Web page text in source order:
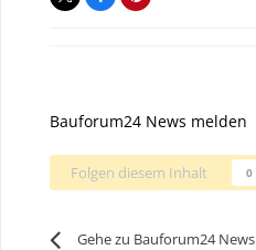
Bauforum24 News melden
Folgen diesem Inhalt 0
Gehe zu Bauforum24 News